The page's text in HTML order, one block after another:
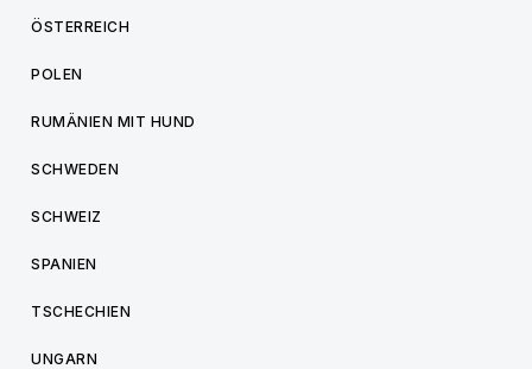
ÖSTERREICH
POLEN
RUMÄNIEN MIT HUND
SCHWEDEN
SCHWEIZ
SPANIEN
TSCHECHIEN
UNGARN